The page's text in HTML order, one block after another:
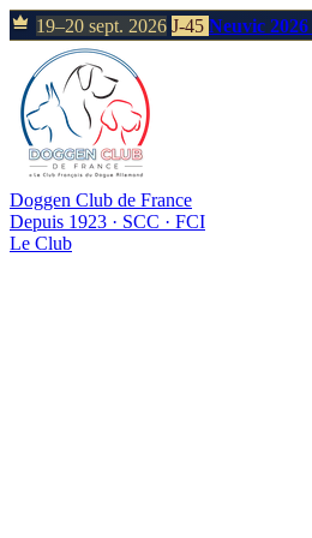
19–20 sept. 2026 J-45 Neuvic 2026
Doggen Club de France
Depuis 1923 · SCC · FCI
Le Club